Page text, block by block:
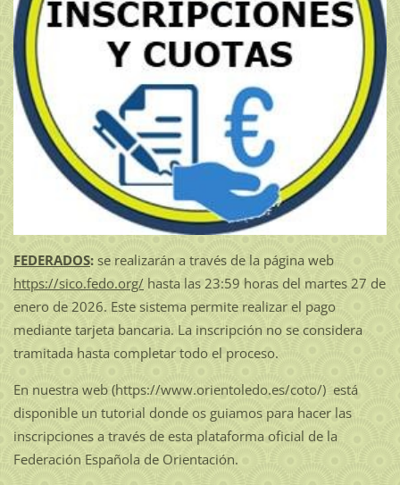
FEDERADOS:se realizarán a través de la página web
https://sico.fedo.org/hasta las 23:59 horas del martes 27 de
enero de 2026. Este sistema permite realizar el pago
mediante tarjeta bancaria. La inscripción no se considera
tramitada hasta completar todo el proceso.
En nuestra web (https://www.orientoledo.es/coto/) está
disponible un tutorial donde os guiamos para hacer las
inscripciones a través de esta plataforma oficial de la
Federación Española de Orientación.